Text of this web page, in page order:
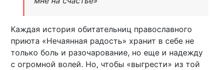
Каждая история обитательниц православного
приюта «Нечаянная радость» хранит в себе не
только боль и разочарование, но еще и надежду
с огромной волей. Но, чтобы «выгрести» из той